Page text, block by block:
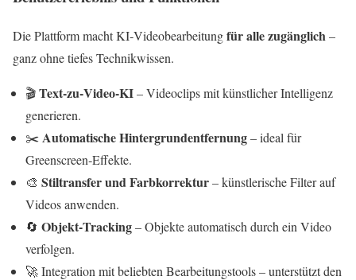
Die Plattform macht KI‑Videobearbeitungfür alle zugänglich–
ganz ohne tiefes Technikwissen.
🎬Text‑zu‑Video‑KI– Videoclips mit künstlicher Intelligenz
generieren.
✂️Automatische Hintergrundentfernung– ideal für
Greenscreen‑Effekte.
🎨 Stiltransfer und Farbkorrektur– künstlerische Filter auf
Videos anwenden.
🔄 Objekt‑Tracking– Objekte automatisch durch ein Video
verfolgen.
🚀 Integration mit beliebten Bearbeitungstools – unterstützt den